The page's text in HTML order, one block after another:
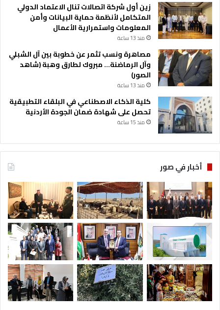
زين أول شركة اتصالات تنال الاعتماد الدولي
المتكامل لأنظمة حماية البيانات وأمن
المعلومات واستمرارية الأعمال
منذ 13 ساعة
مصاهرة ونسب تثمر عن خطوبة بين آل الشبلي
وآل الرماضنة… مبروك لطارق وهبة (شاهد
الصور)
منذ 13 ساعة
كلية الذكاء الاصطناعي في البلقاء التطبيقية
تحصل على شهادة ضمان الجودة الأردنية
منذ 15 ساعة
أخبار في صور